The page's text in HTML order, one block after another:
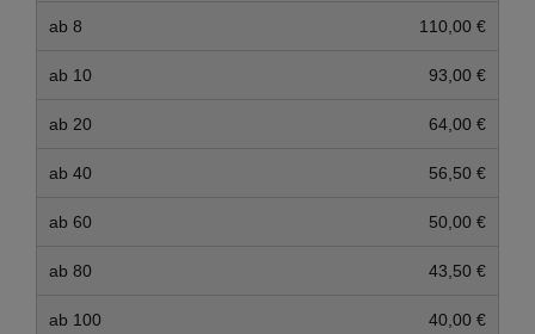
ab 8 110,00 €
ab 10 93,00 €
ab 20 64,00 €
ab 40 56,50 €
ab 60 50,00 €
ab 80 43,50 €
ab 100 40,00 €